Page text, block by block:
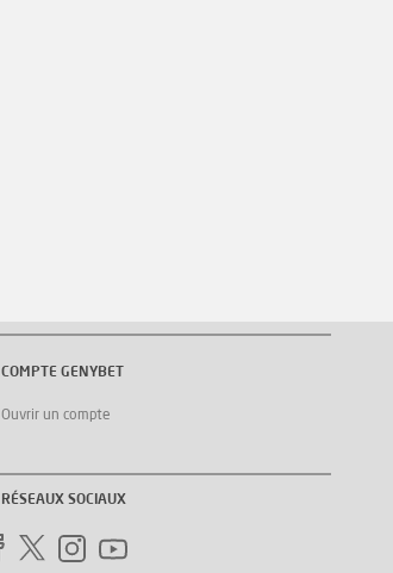
COMPTE GENYBET
Ouvrir un compte
RÉSEAUX SOCIAUX